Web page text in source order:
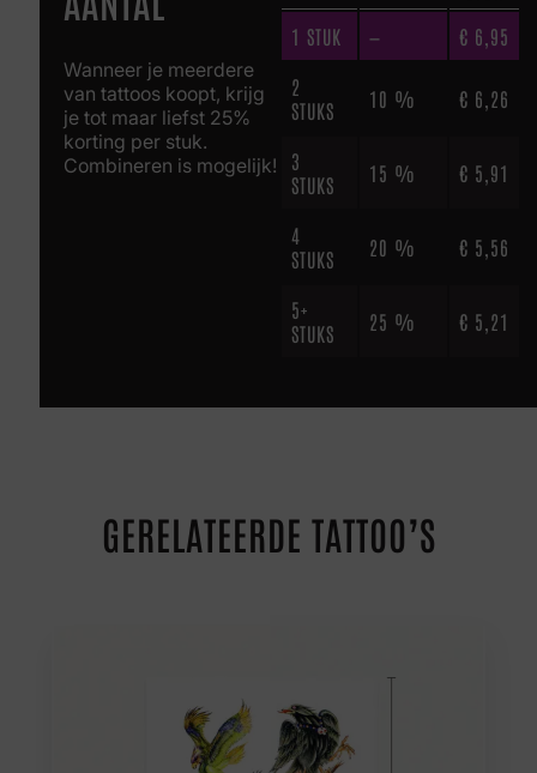
Wanneer je meerdere
van tattoos koopt, krijg
je tot maar liefst 25%
korting per stuk.
Combineren is mogelijk!
1 STUK — € 6,95
2
STUKS
10 % € 6,26
3
STUKS
15 % € 5,91
4
STUKS
20 % € 5,56
5+
STUKS
25 % € 5,21
GERELATEERDE TATTOO’S